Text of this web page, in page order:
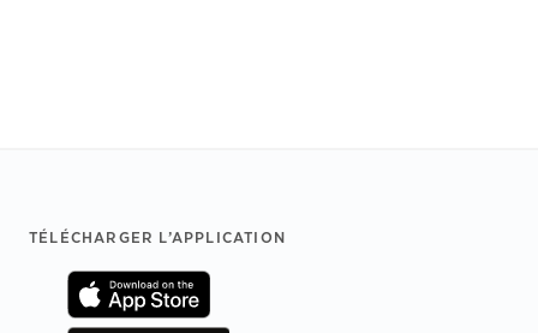
Footer
TÉLÉCHARGER L’APPLICATION